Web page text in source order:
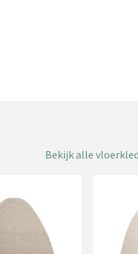
Bekijk alle